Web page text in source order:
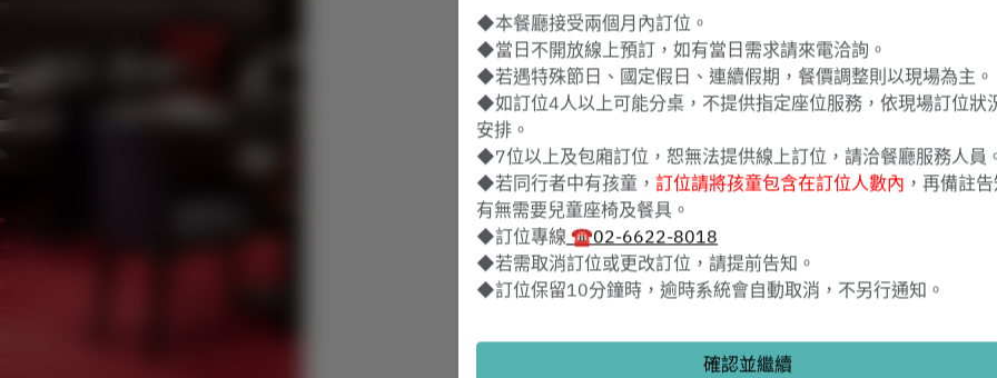
選擇服務類型
預訂
Powered by
◆本餐廳接受兩個月內訂位。
◆當日不開放線上預訂，如有當日需求請來電洽詢。
◆若遇特殊節日、國定假日、連續假期，餐價調整則以現場為主。
◆如訂位4人以上可能分桌，不提供指定座位服務，依現場訂位狀
安排。
◆7位以上及包廂訂位，恕無法提供線上訂位，請洽餐廳服務人員
◆若同行者中有孩童， 訂位請將孩童包含在訂位人數內 ，再備註
有無需要兒童座椅及餐具。
◆訂位專線 ☎02-6622-8018
◆若需取消訂位或更改訂位，請提前告知。
◆訂位保留10分鐘時，逾時系統會自動取消，不另行通知。
確認並繼續